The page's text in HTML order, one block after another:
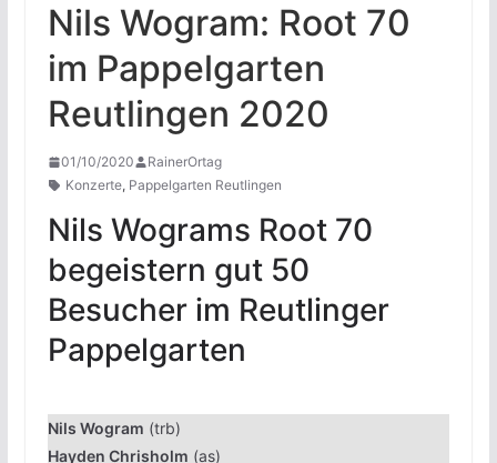
Nils Wogram: Root 70
im Pappelgarten
Reutlingen 2020
01/10/2020
RainerOrtag
Konzerte, Pappelgarten Reutlingen
Nils Wograms Root 70
begeistern gut 50
Besucher im Reutlinger
Pappelgarten
Nils Wogram (trb)
Hayden Chrisholm (as)